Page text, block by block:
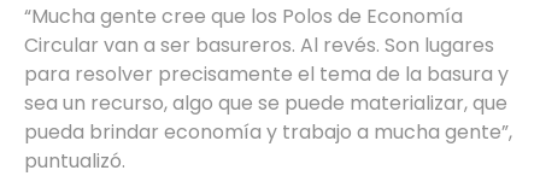
“Mucha gente cree que los Polos de Economía
Circular van a ser basureros. Al revés. Son lugares
para resolver precisamente el tema de la basura y
sea un recurso, algo que se puede materializar, que
pueda brindar economía y trabajo a mucha gente”,
puntualizó.